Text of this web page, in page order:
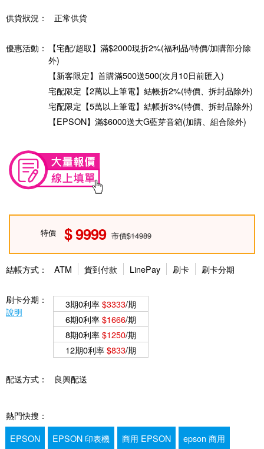
供貨狀況： 正常供貨
優惠活動：
【宅配/超取】滿$2000現折2%(福利品/特價/加購部分除
外)
【新客限定】首購滿500送500(次月10日前匯入)
宅配限定【2萬以上筆電】結帳折2%(特價、拆封品除外)
宅配限定【5萬以上筆電】結帳折3%(特價、拆封品除外)
【EPSON】滿$6000送大G藍芽音箱(加購、組合除外)
特價 9999 市價$14989
結帳方式： ATM 貨到付款 LinePay 刷卡 刷卡分期
刷卡分期：
說明
3期0利率$3333/期
6期0利率$1666/期
8期0利率$1250/期
12期0利率$833/期
配送方式： 良興配送
熱門快搜：
EPSON
EPSON 印表機 商用 EPSON epson 商用